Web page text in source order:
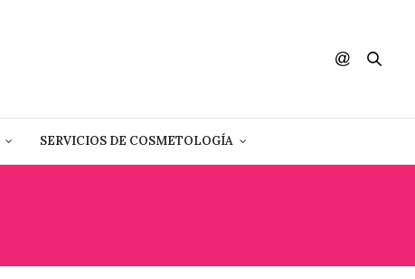
SERVICIOS DE COSMETOLOGÍA